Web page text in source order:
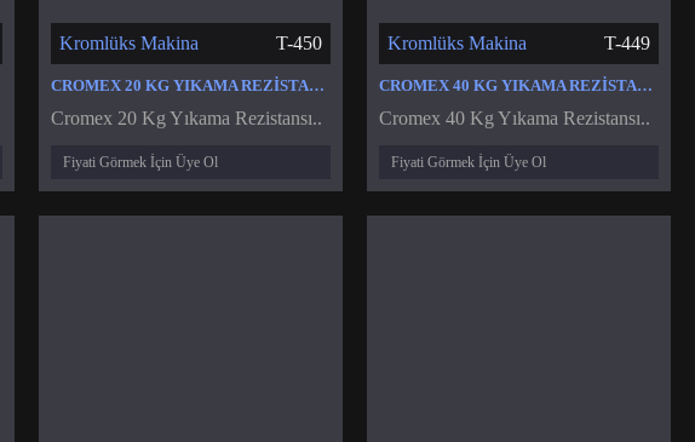
Kromlüks Makina T-450
CROMEX 20 KG YIKAMA REZISTANSI
Cromex 20 Kg Yıkama Rezistansı..
Fiyati Görmek İçin Üye Ol
Kromlüks Makina T-449
CROMEX 40 KG YIKAMA REZISTANSI
Cromex 40 Kg Yıkama Rezistansı..
Fiyati Görmek İçin Üye Ol